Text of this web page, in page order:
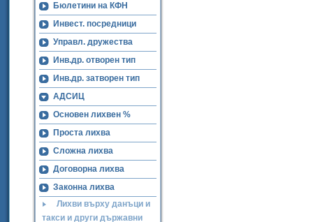
Бюлетини на КФН
Инвест. посредници
Управл. дружества
Инв.др. отворен тип
Инв.др. затворен тип
АДСИЦ
Основен лихвен %
Проста лихва
Сложна лихва
Договорна лихва
Законна лихва
Лихви върху данъци и
такси и други държавни